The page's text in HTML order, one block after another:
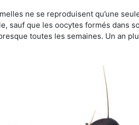
ne se reproduisent qu’une
sauf que les oocytes formés dans
toutes les semaines. Un an